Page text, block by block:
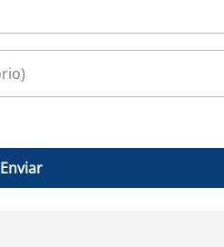
Enviar